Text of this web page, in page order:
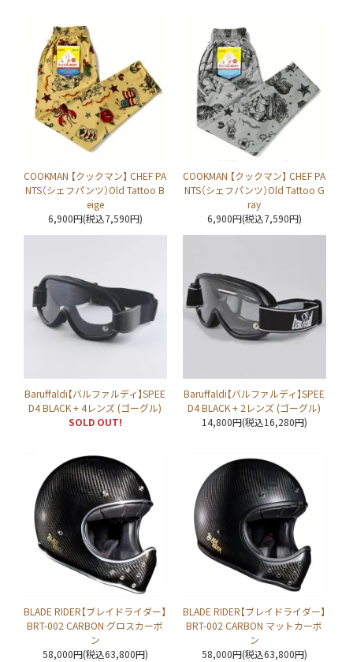
COOKMAN 【クックマン】 CHEF PA
NTS（シェフパンツ）Old Tattoo B
eige
6,900円(税込7,590円)
COOKMAN 【クックマン】 CHEF PA
NTS（シェフパンツ）Old Tattoo G
ray
6,900円(税込7,590円)
Baruffaldi【バルファルディ】SPEE
D4 BLACK + 4レンズ (ゴーグル)
SOLD OUT!
Baruffaldi【バルファルディ】SPEE
D4 BLACK + 2レンズ (ゴーグル)
14,800円(税込16,280円)
BLADE RIDER【ブレイドライダー】
BRT-002 CARBON グロスカーボ
ン
58,000円(税込63,800円)
BLADE RIDER【ブレイドライダー】
BRT-002 CARBON マットカーボ
ン
58,000円(税込63,800円)